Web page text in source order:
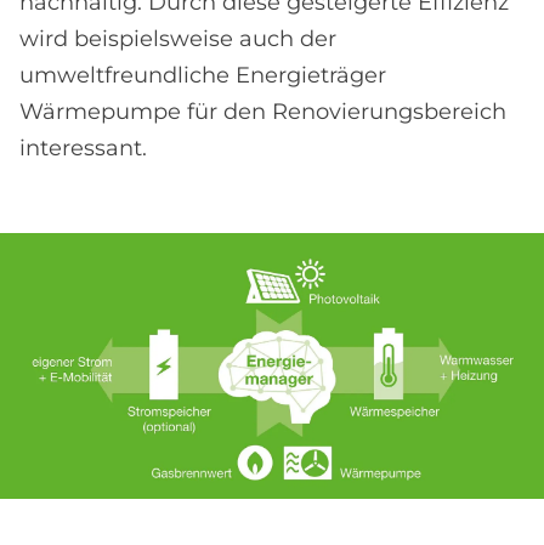
wird beispielsweise auch der
umweltfreundliche Energieträger
Wärmepumpe für den Renovierungsbereich
interessant.